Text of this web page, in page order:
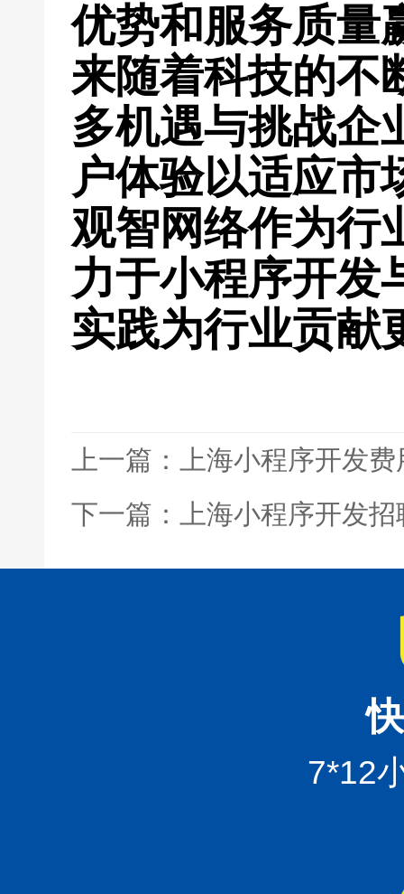
优势和服务质量
来随着科技的不
多机遇与挑战企
户体验以适应市
观智网络作为行
力于小程序开发
实践为行业贡献
上一篇：上海小程序开发
下一篇：上海小程序开发招
7*12